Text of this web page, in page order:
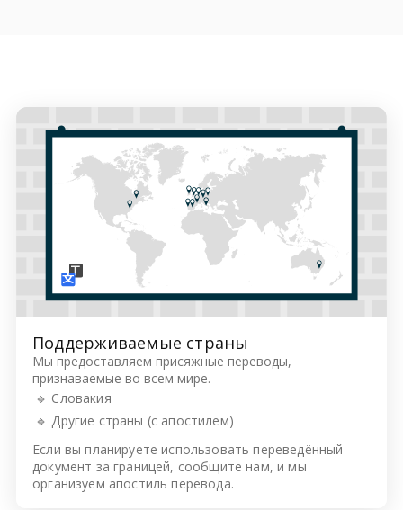
Поддерживаемые страны
Мы предоставляем присяжные переводы,
признаваемые во всем мире.
🔹 Словакия
🔹 Другие страны (с апостилем)
Если вы планируете использовать переведённый
документ за границей, сообщите нам, и мы
организуем апостиль перевода.